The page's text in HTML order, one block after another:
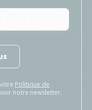
Politique de
notre newsletter.